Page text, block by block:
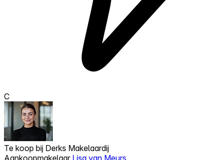
C
Te koop bij Derks Makelaardij
Aankoopmakelaar Lisa van Meurs